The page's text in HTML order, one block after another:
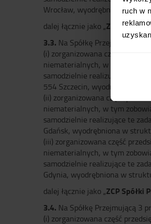
ruch w
Wrocław, wyodrębniona w
dalej łącznie jako „ZCP Spółki
3.3. Na Spółkę Przejmującą 2
(i) zorganizowana część
niematerialnych, w tym
samodzielnie realizujące te
554 Szczecin, wyodrębniona w
(ii) zorganizowana część
niematerialnych, w tym
samodzielnie realizujące te
Gdańsk, wyodrębniona w
(iii) zorganizowana część
niematerialnych, w tym
samodzielnie realizujące te
Gdynia, wyodrębniona w
dalej łącznie jako „ZCP Spółki
3.4. Na Spółkę Przejmującą 3
(i) zorganizowana część